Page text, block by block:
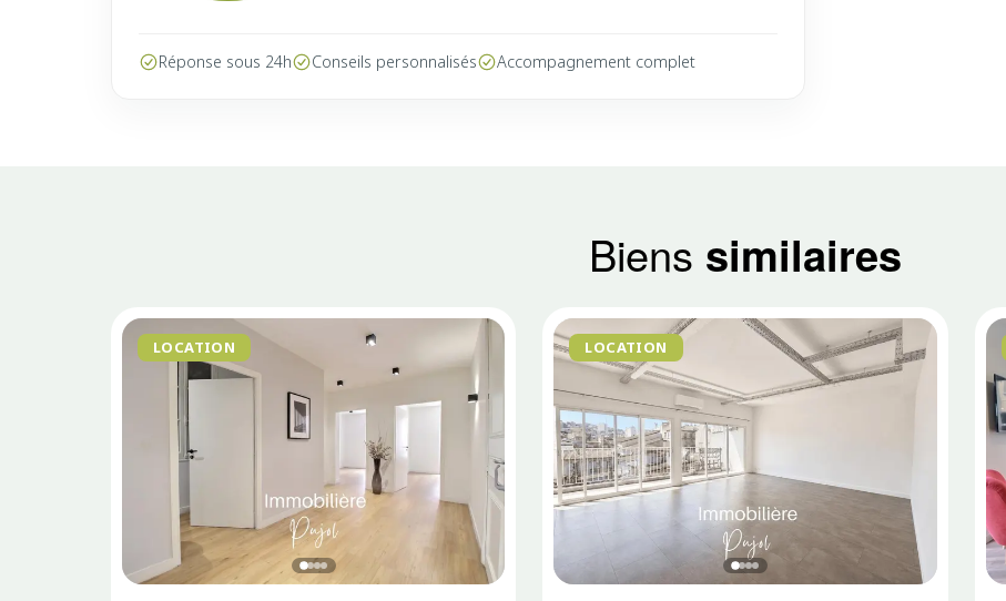
Réponse sous 24h Conseils personnalisés Accompagnement complet
Biens similaires
LOCATION LOCATION